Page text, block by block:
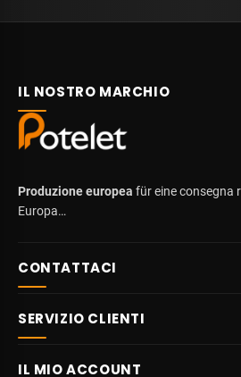
IL NOSTRO MARCHIO
Produzione europea für eine consegna
Europa…
CONTATTACI
SERVIZIO CLIENTI
IL MIO ACCOUNT